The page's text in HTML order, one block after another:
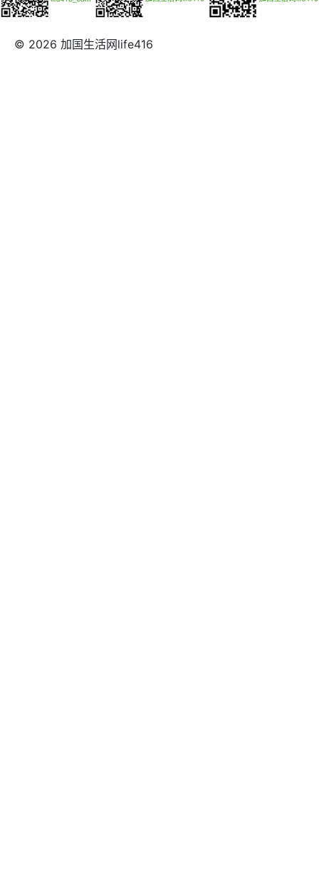
© 2026 加国生活网life416